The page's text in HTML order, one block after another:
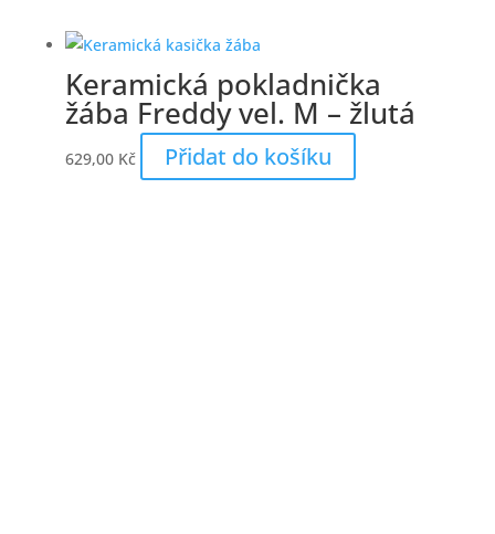
Keramická pokladnička
žába Freddy vel. M – žlutá
629,00 Kč Přidat do košíku